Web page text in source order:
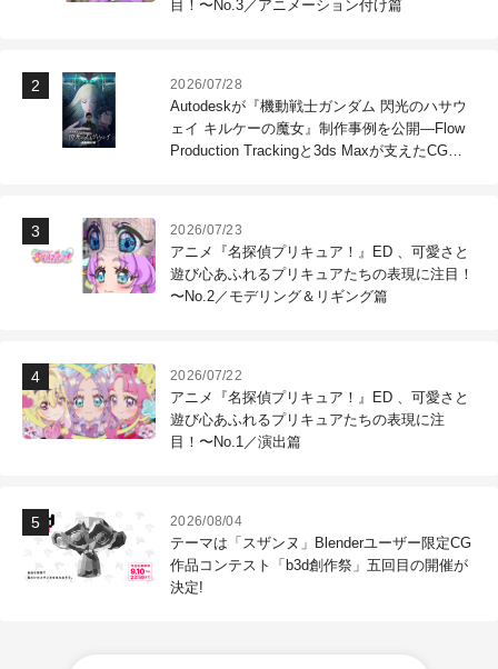
目！〜No.3／アニメーション付け篇
2026/07/28
Autodeskが『機動戦士ガンダム 閃光のハサウ
ェイ キルケーの魔女』制作事例を公開―Flow
Production Trackingと3ds Maxが支えたCG制
2026/07/23
アニメ『名探偵プリキュア！』ED 、可愛さと
遊び心あふれるプリキュアたちの表現に注目！
〜No.2／モデリング＆リギング篇
2026/07/22
アニメ『名探偵プリキュア！』ED 、可愛さと
遊び心あふれるプリキュアたちの表現に注
目！〜No.1／演出篇
2026/08/04
テーマは「スザンヌ」Blenderユーザー限定CG
作品コンテスト「b3d創作祭」五回目の開催が
決定!